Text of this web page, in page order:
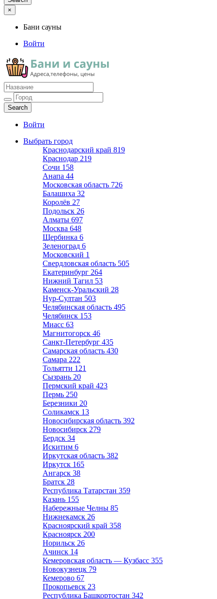
×
Бани сауны
Войти
Бани сауны
Адреса и телефоны
Войти
Выбрать город
Краснодарский край 819
Краснодар 219
Сочи 158
Анапа 44
Московская область 726
Балашиха 32
Королёв 27
Подольск 26
Алматы 697
Москва 648
Щербинка 6
Зеленоград 6
Московский 1
Свердловская область 505
Екатеринбург 264
Нижний Тагил 53
Каменск-Уральский 28
Нур-Султан 503
Челябинская область 495
Челябинск 153
Миасс 63
Магнитогорск 46
Санкт-Петербург 435
Самарская область 430
Самара 222
Тольятти 121
Сызрань 20
Пермский край 423
Пермь 250
Березники 20
Соликамск 13
Новосибирская область 392
Новосибирск 279
Бердск 34
Искитим 6
Иркутская область 382
Иркутск 165
Ангарск 38
Братск 28
Республика Татарстан 359
Казань 155
Набережные Челны 85
Нижнекамск 26
Красноярский край 358
Красноярск 200
Норильск 26
Ачинск 14
Кемеровская область — Кузбасс 355
Новокузнецк 79
Кемерово 67
Прокопьевск 23
Республика Башкортостан 342